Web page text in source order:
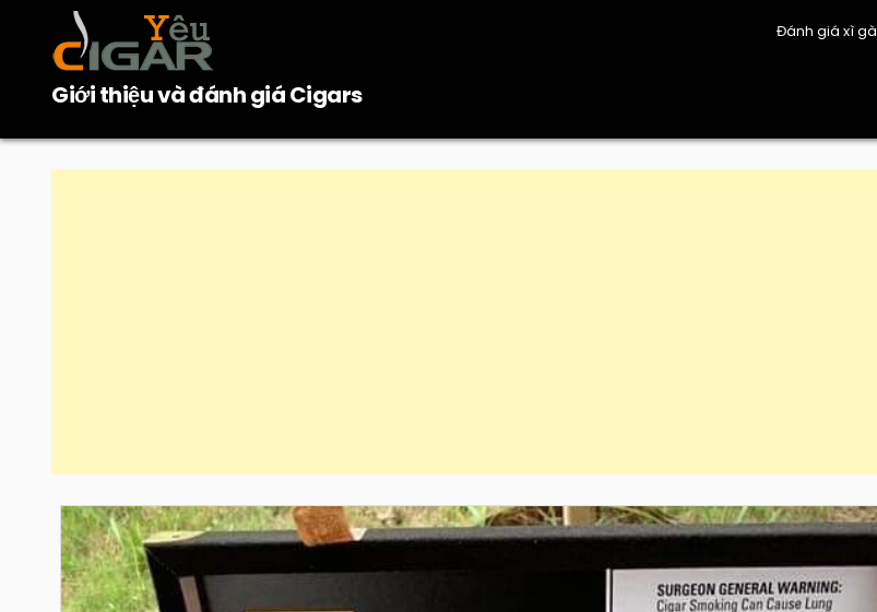
content
Giới thiệu và đánh giá Cigars
Đánh giá xì gà